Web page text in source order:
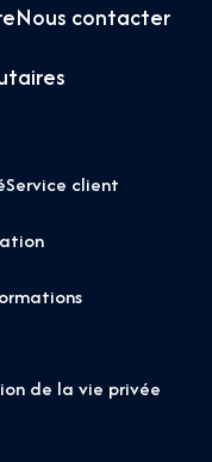
Nous contacter
Service client
de la vie privée